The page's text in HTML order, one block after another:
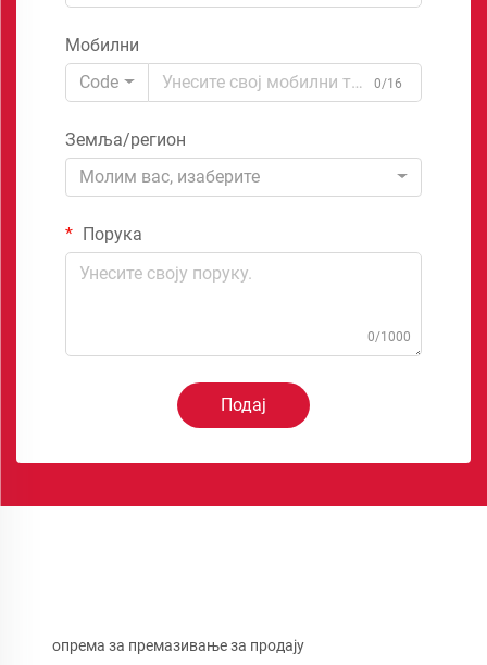
Мобилни
Code
0/16
Земља/регион
Молим вас, изаберите
Порука
0/1000
Подај
опрема за премазивање за продају